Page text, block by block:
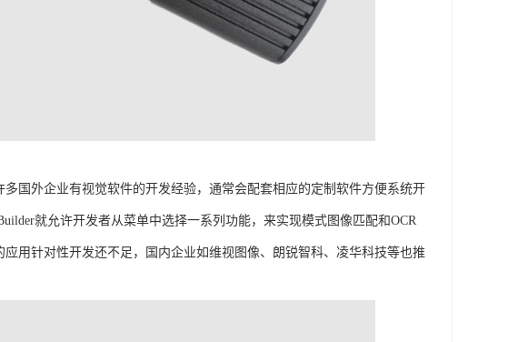
国外企业有视觉软件的开发经验，通常会配套相应的定制软件方便系统开
就允许开发者从菜单中选择一系列功能，来实现模式图像匹配和OCR
用针对性开发还不足，国内企业如维视图像、朗锐智科、凌华科技等也推